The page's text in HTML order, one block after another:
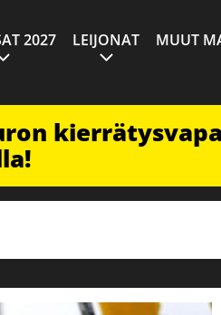
2027 LEIJONAT MUUT